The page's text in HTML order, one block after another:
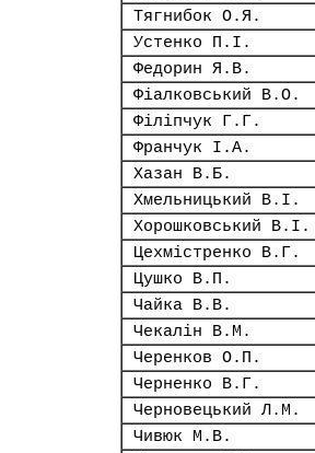
Тягнибок О.Я.
Устенко П.І.
Федорин Я.В.
Фіалковський В.О.
Філіпчук Г.Г.
Франчук І.А.
Хазан В.Б.
Хмельницький В.І.
Хорошковський В.І.
Цехмістренко В.Г.
Цушко В.П.
Чайка В.В.
Чекалін В.М.
Черенков О.П.
Черненко В.Г.
Черновецький Л.М.
Чивюк М.В.